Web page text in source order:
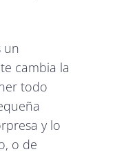
un
cambia la
todo
y lo
o de